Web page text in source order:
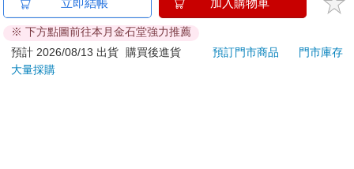
ATM提款機，請不要聽從指示，以免受騙上當！
退換貨須知：
**提醒您，鑑賞期不等於試用期，退回商品須為全新狀態**
立即結帳 加入購物車
※ 下方點圖前往本月金石堂強力推薦
預計 2026/08/13 出貨
購買後進貨 預訂門市商品
門市庫存
大量採購